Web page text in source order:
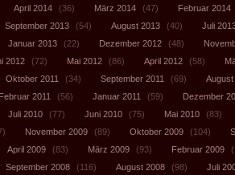
April 2014 (36) März 2014 (47) Februar 2014
September 2013 (54) August 2013 (40)
Juli
Januar 2013 (22) Dezember 2012 (48)
2012 (72) Mai 2012 (86) April 2012 (58)
Oktober 2011 (34) September 2011 (69)
August
Februar 2011 (56) Januar 2011 (59)
Dezember
Juli 2010 (77) Juni 2010 (75) Mai 2010
(83)
November 2009 (89) Oktober 2009 (104)
April 2009 (83) März 2009 (93) Februar 2009
September 2008 (116) August 2008 (98)
Juli